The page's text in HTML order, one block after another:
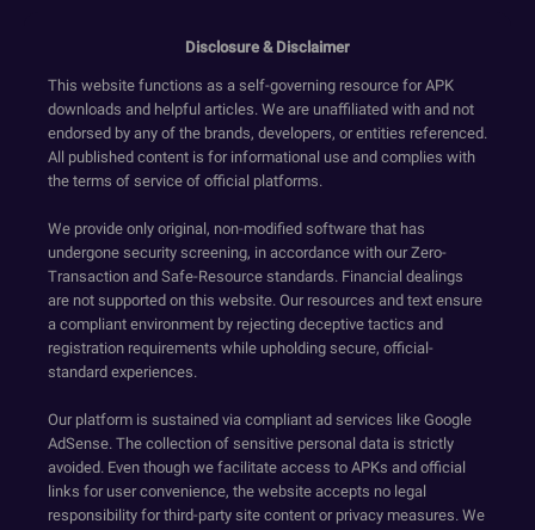
Disclosure & Disclaimer
This website functions as a self-governing resource for APK
downloads and helpful articles. We are unaffiliated with and not
endorsed by any of the brands, developers, or entities referenced.
All published content is for informational use and complies with
the terms of service of official platforms.
We provide only original, non-modified software that has
undergone security screening, in accordance with our Zero-
Transaction and Safe-Resource standards. Financial dealings
are not supported on this website. Our resources and text ensure
a compliant environment by rejecting deceptive tactics and
registration requirements while upholding secure, official-
standard experiences.
Our platform is sustained via compliant ad services like Google
AdSense. The collection of sensitive personal data is strictly
avoided. Even though we facilitate access to APKs and official
links for user convenience, the website accepts no legal
responsibility for third-party site content or privacy measures. We